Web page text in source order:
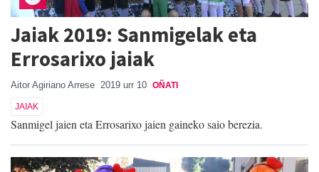
Jaiak 2019: Sanmigelak eta
Errosarixo jaiak
Aitor Agiriano Arrese 2019 urr 10 OÑATI
JAIAK
Sanmigel jaien eta Errosarixo jaien gaineko saio berezia.